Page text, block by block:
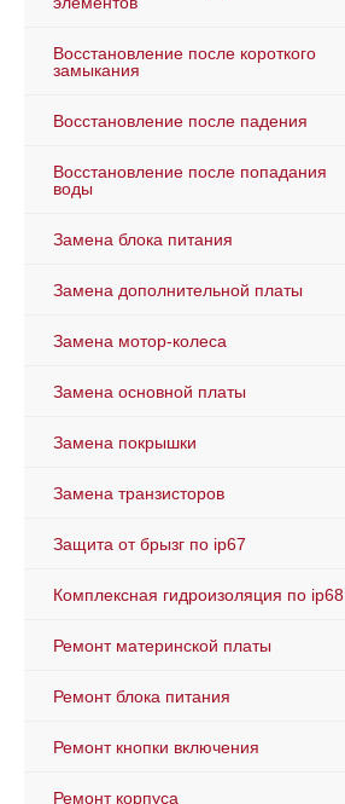
Восстановление после короткого
замыкания
Восстановление после падения
Восстановление после попадания
воды
Замена блока питания
Замена дополнительной платы
Замена мотор-колеса
Замена основной платы
Замена покрышки
Замена транзисторов
Защита от брызг по ip67
Комплексная гидроизоляция по ip68
Ремонт материнской платы
Ремонт блока питания
Ремонт кнопки включения
Ремонт корпуса